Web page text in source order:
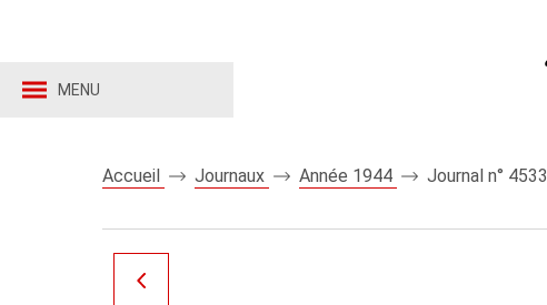
MENU
Accueil Journaux Année 1944 Journal n° 4533